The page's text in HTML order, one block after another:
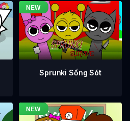
Sprunki Sống Sót